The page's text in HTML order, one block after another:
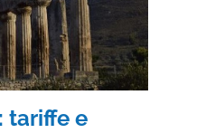
tariffe e